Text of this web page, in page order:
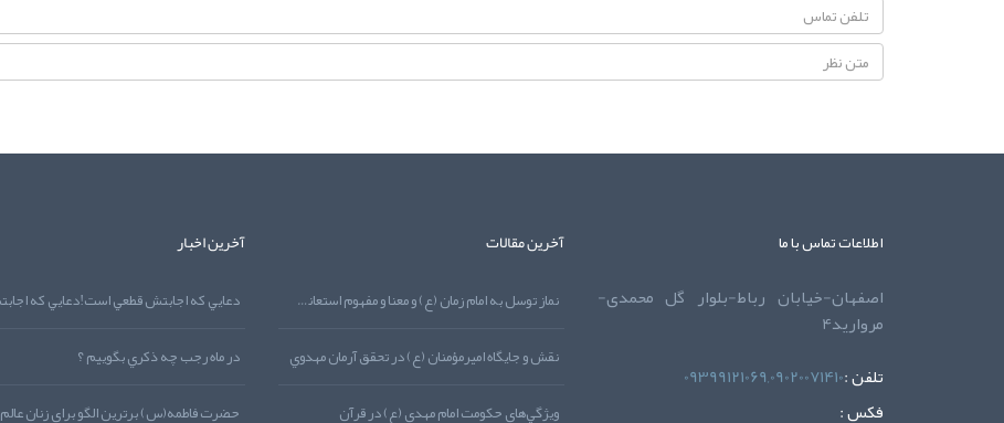
آخرین اخبار
در ماه رجب چه ذکري بگوييم ؟
حضرت فاطمه(س) برترين الگو براي زنان عالم
آخرین مقالات
نماز توسل به امام زمان (ع) و معنا و مفهوم استعانت از منظر قرآن کريم
نقش و جايگاه اميرمؤمنان (ع) در تحقق آرمان مهدوي
ويژگي‌هاي حکومت امام مهدي (ع) در قرآن
اطلاعات تماس با ما
اصفهان-خیابان رباط-بلوار گل محمدی-
مروارید4
تلفن :09399121069,09020071410
فکس :